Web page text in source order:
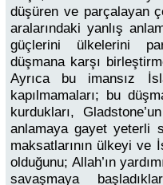
düşüren ve parçalayan
aralarındaki yanlış
güçlerini ülkelerini
düşmana karşı
Ayrıca bu imansız
kapılmamaları; bu
kurdukları,
anlamaya gayet yeterli
maksatlarının ülkeyi ve
olduğunu; Allah’ın
savaşmaya